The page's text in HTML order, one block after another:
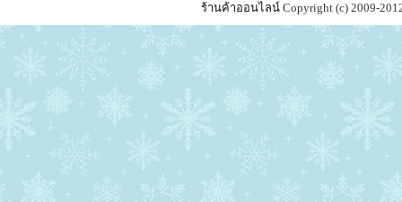
ร้านค้าออนไลน์Copyright (c) 2009-